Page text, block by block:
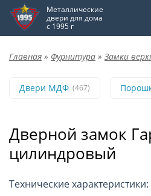
Металлические
двери для дома
с 1995 г
Главная » Фурнитура » Замки
Двери МДФ (467)
Дверной замок
цилиндровый
Технические характеристики: